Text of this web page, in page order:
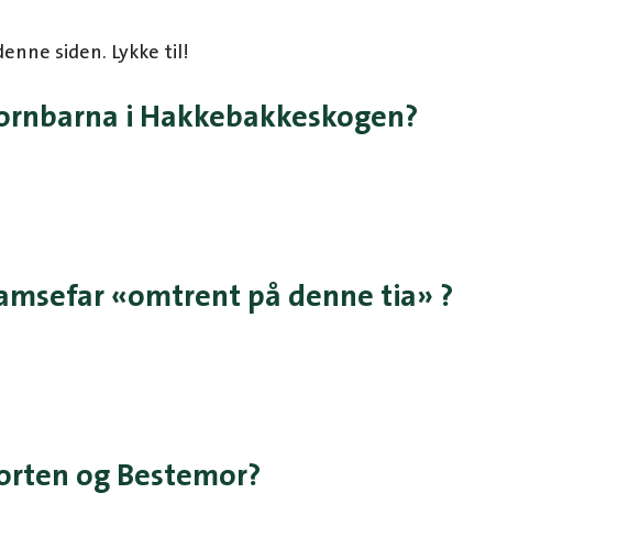
siden. Lykke til!
i Hakkebakkeskogen?
«omtrent på denne tia» ?
og Bestemor?